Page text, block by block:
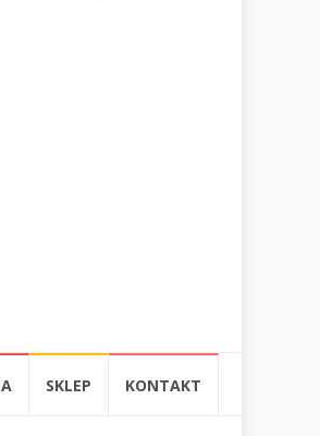
SKLEP KONTAKT